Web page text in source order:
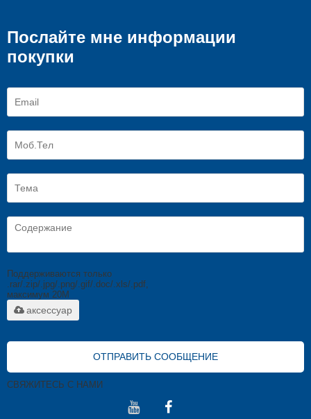
Послайте мне информации
покупки
Поддерживаются только
.rar/.zip/.jpg/.png/.gif/.doc/.xls/.pdf,
максимум 20M
аксессуар
ОТПРАВИТЬ СООБЩЕНИЕ
СВЯЖИТЕСЬ С НАМИ